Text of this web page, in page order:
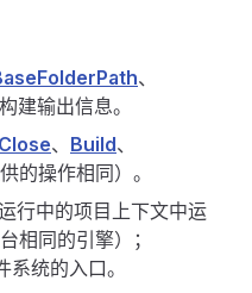
、
建输出信息。
Close、 Build、
的操作相同）。
行中的项目上下文中运
相同的引擎）；
统的入口。